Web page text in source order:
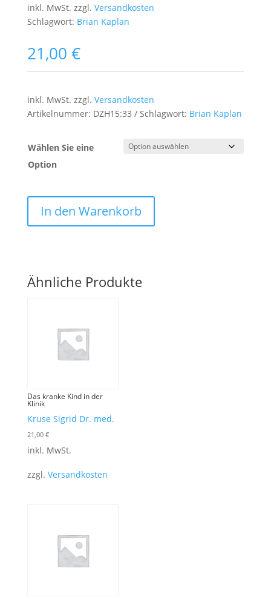
inkl. MwSt. zzgl. Versandkosten
Schlagwort: Brian Kaplan
21,00 €
inkl. MwSt. zzgl. Versandkosten
Artikelnummer: DZH15:33 Schlagwort: Brian Kaplan
Wählen Sie eine
Option
In den Warenkorb
Ähnliche Produkte
Das kranke Kind in der
Klinik
Kruse Sigrid Dr. med.
21,00 €
inkl. MwSt.
zzgl. Versandkosten